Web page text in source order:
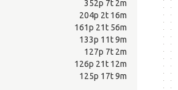
352p 7t 2m
204p 2t 16m
161p 21t 56m
133p 11t 9m
127p 7t 2m
126p 21t 12m
125p 17t 9m